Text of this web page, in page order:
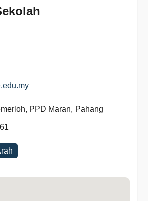
PPD Maran, Pahang